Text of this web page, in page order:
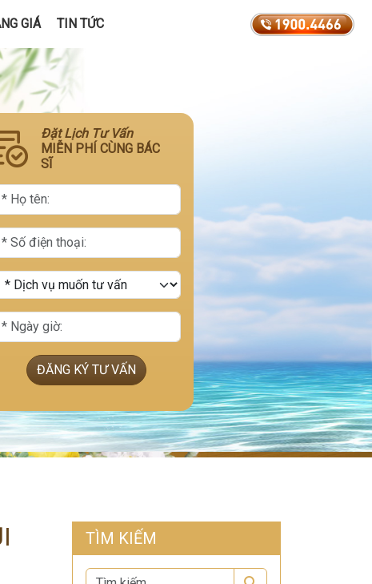
GIÁ TIN TỨC
Đặt Lịch Tư Vấn
MIỄN PHÍ CÙNG BÁC
SĨ
ĐĂNG KÝ TƯ VẤN
TÌM KIẾM